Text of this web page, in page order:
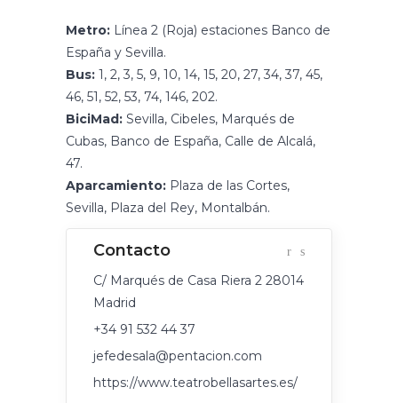
Metro: Línea 2 (Roja) estaciones Banco de
España y Sevilla.
Bus: 1, 2, 3, 5, 9, 10, 14, 15, 20, 27, 34, 37, 45,
46, 51, 52, 53, 74, 146, 202.
BiciMad: Sevilla, Cibeles, Marqués de
Cubas, Banco de España, Calle de Alcalá,
47.
Aparcamiento: Plaza de las Cortes,
Sevilla, Plaza del Rey, Montalbán.
C/ Marqués de Casa Riera 2 28014
Madrid
+34 91 532 44 37
jefedesala@pentacion.com
https://www.teatrobellasartes.es/